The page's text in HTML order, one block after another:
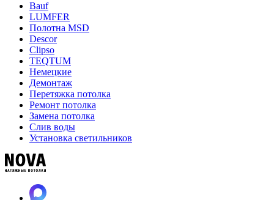
Bauf
LUMFER
Полотна MSD
Descor
Clipso
TEQTUM
Немецкие
Демонтаж
Перетяжка потолка
Ремонт потолка
Замена потолка
Слив воды
Установка светильников